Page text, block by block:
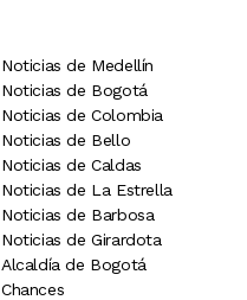
Noticias de Medellín
Noticias de Bogotá
Noticias de Colombia
Noticias de Bello
Noticias de Caldas
Noticias de La Estrella
Noticias de Barbosa
Noticias de Girardota
Alcaldía de Bogotá
Chances